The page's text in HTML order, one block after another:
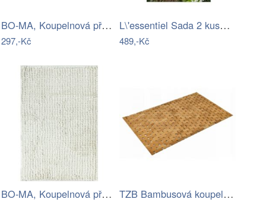
BO-MA, Koupelnová předložka Rabbit New…
297,-Kč
L\'essentiel Sada 2 kusů koupelnových…
489,-Kč
BO-MA, Koupelnová předložka Ella micro… TZB Bambusová koupelnová podložka 50x80…